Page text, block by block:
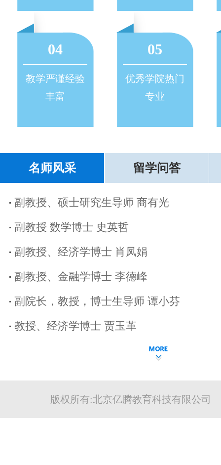
04
教学严谨经验
丰富
05
优秀学院热门
专业
名师风采 留学问答
副教授、硕士研究生导师 商有光
副教授 数学博士 史英哲
副教授、经济学博士 肖凤娟
副教授、金融学博士 李德峰
副院长，教授，博士生导师 谭小芬
教授、经济学博士 贾玉革
版权所有:北京亿腾教育科技有限公